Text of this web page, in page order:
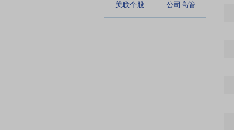
关联个股
公司高管